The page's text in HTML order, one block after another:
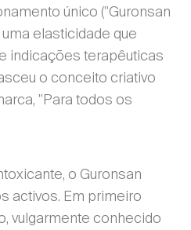
único ("Guronsan
elasticidade que
indicações terapêuticas
o conceito criativo
"Para todos os
o Guronsan
activos. Em primeiro
vulgarmente conhecido